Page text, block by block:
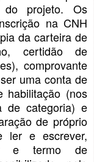
do projeto. Os
na CNH
da carteira de
certidão de
comprovante
uma conta de
habilitação (nos
de categoria) e
de próprio
ler e escrever,
e termo de